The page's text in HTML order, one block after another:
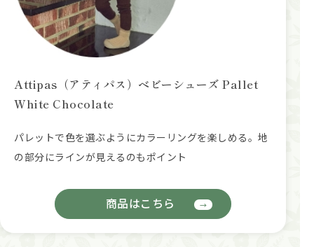
Attipas（アティパス）ベビーシューズ Pallet
White Chocolate
パレットで色を選ぶようにカラーリングを楽しめる。地
の部分にラインが見えるのもポイント
商品はこちら